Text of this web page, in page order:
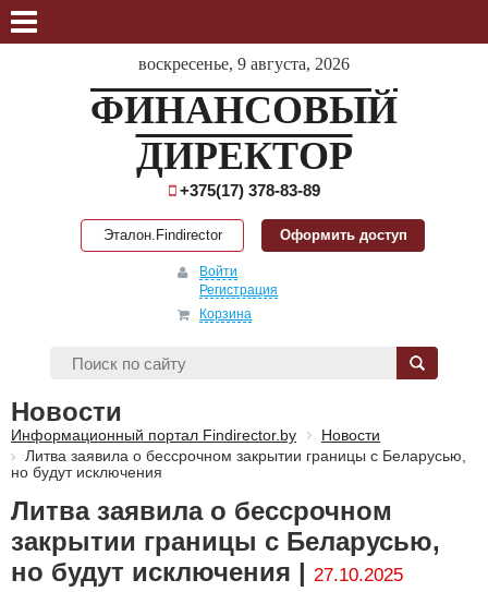
воскресенье, 9 августа, 2026
ФИНАНСОВЫЙ
ДИРЕКТОР
+375(17) 378-83-89
Эталон.Findirector Оформить доступ
Войти
Регистрация
Корзина
Новости
Информационный портал Findirector.by
Новости
Литва заявила о бессрочном закрытии границы с Беларусью,
но будут исключения
Литва заявила о бессрочном
закрытии границы с Беларусью,
но будут исключения | 27.10.2025